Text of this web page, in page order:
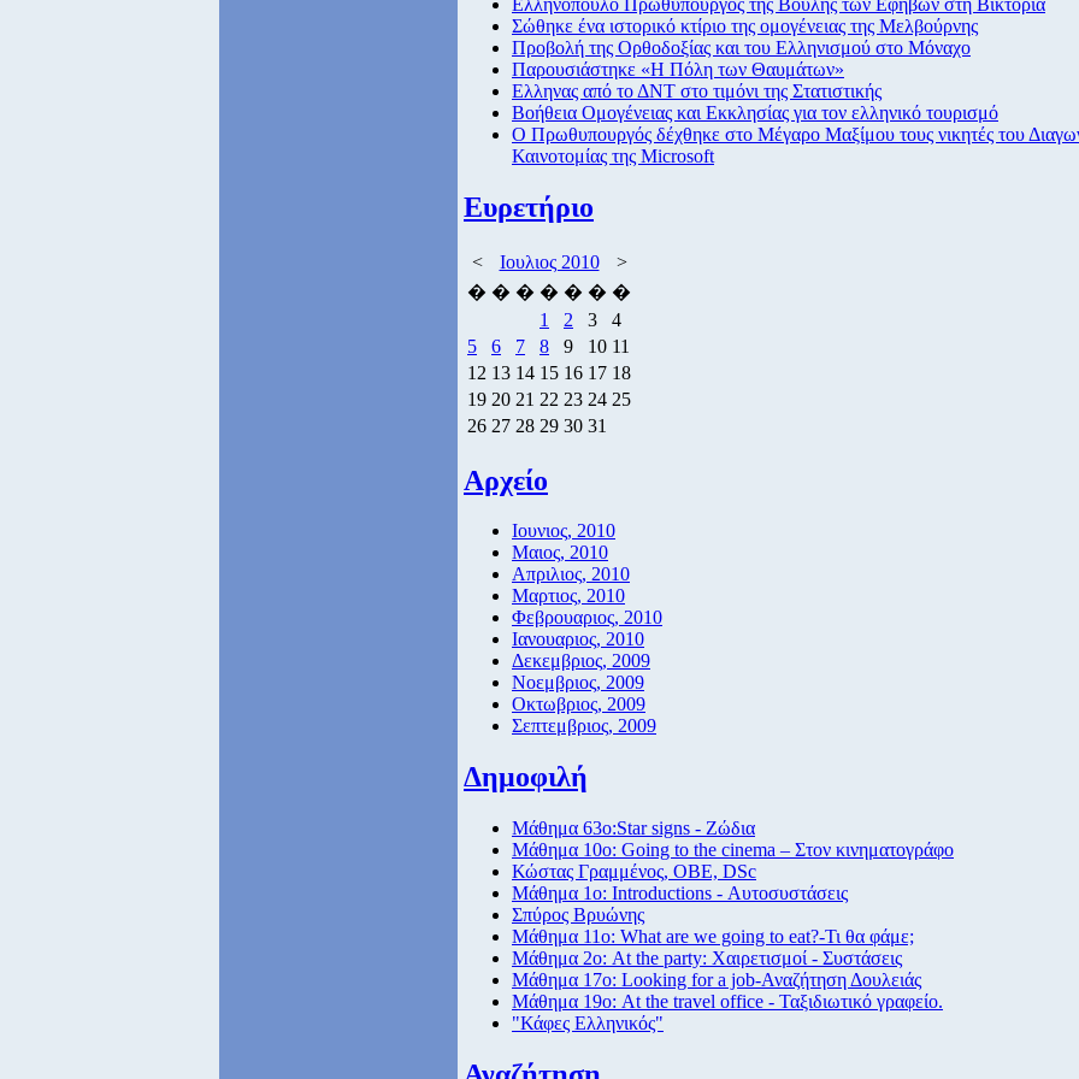
Σώθηκε ένα ιστορικό κτίριο της ομογένειας της Μελβούρνης
Προβολή της Ορθοδοξίας και του Ελληνισμού στο Μόναχο
Παρουσιάστηκε «Η Πόλη των Θαυμάτων»
Ελληνας από το ΔΝΤ στο τιμόνι της Στατιστικής
Βοήθεια Ομογένειας και Εκκλησίας για τον ελληνικό τουρισμό
Ο Πρωθυπουργός δέχθηκε στο Μέγαρο Μαξίμου τους νικητές του
Καινοτομίας της Microsoft
Ευρετήριο
< Ιουλιος 2010
>
� � � � � � �
1
2 3
4
5
6 7 8 9 10 11
12 13 14 15 16 17 18
19 20 21 22 23 24 25
26 27 28 29 30 31
Αρχείο
Ιουνιος, 2010
Μαιος, 2010
Απριλιος, 2010
Μαρτιος, 2010
Φεβρουαριος, 2010
Ιανουαριος, 2010
Δεκεμβριος, 2009
Νοεμβριος, 2009
Οκτωβριος, 2009
Σεπτεμβριος, 2009
Δημοφιλή
Μάθημα 63ο:Star signs - Ζώδια
Μάθημα 10ο: Going to the cinema – Στον κινηματογράφο
Κώστας Γραμμένος, ΟΒΕ, DSc
Μάθημα 1ο: Introductions - Αυτοσυστάσεις
Σπύρος Βρυώνης
Μάθημα 11ο: What are we going to eat?-Τι θα φάμε;
Μάθημα 2ο: At the party: Χαιρετισμοί - Συστάσεις
Μάθημα 17ο: Looking for a job-Αναζήτηση Δουλειάς
Μάθημα 19ο: At the travel office - Ταξιδιωτικό γραφείο.
"Κάφες Ελληνικός"